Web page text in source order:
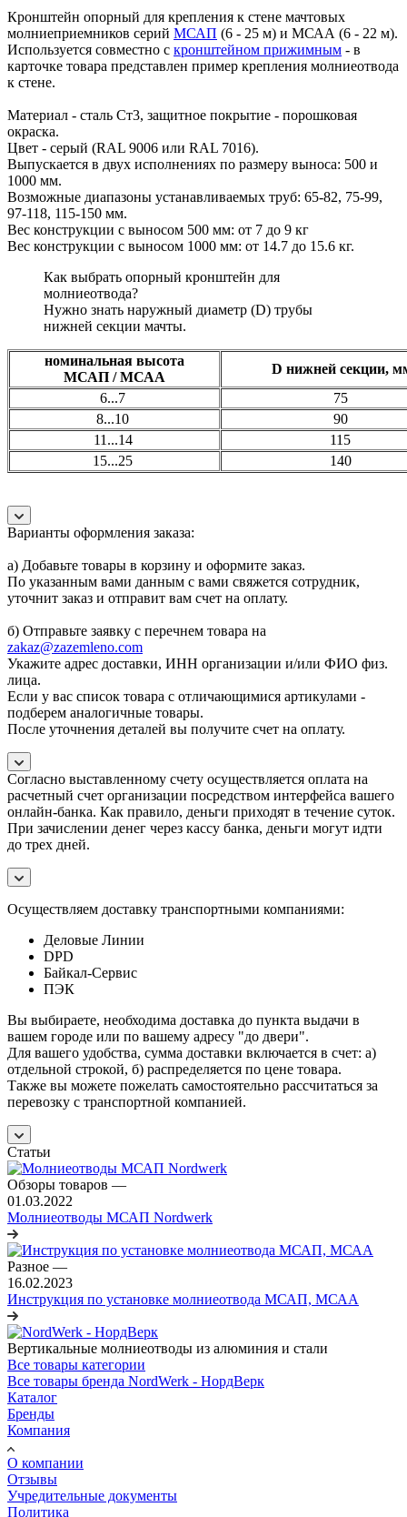
Кронштейн опорный для крепления к стене мачтовых
молниеприемников серий МСАП (6 - 25 м) и МСАА (6 - 22 м).
Используется совместно с кронштейном прижимным - в
карточке товара представлен пример крепления молниеотвода
к стене.
Материал - сталь Ст3, защитное покрытие - порошковая
окраска.
Цвет - серый (RAL 9006 или RAL 7016).
Выпускается в двух исполнениях по размеру выноса: 500 и
1000 мм.
Возможные диапазоны устанавливаемых труб: 65-82, 75-99,
97-118, 115-150 мм.
Вес конструкции с выносом 500 мм: от 7 до 9 кг
Вес конструкции с выносом 1000 мм: от 14.7 до 15.6 кг.
Как выбрать опорный кронштейн для
молниеотвода?
Нужно знать наружный диаметр (D) трубы
нижней секции мачты.
номинальная высота
МСАП / МСАА
D нижней секции,
6...7
75
8...10
90
11...14
115
15...25
140
Варианты оформления заказа:
а) Добавьте товары в корзину и оформите заказ.
По указанным вами данным с вами свяжется сотрудник,
уточнит заказ и отправит вам счет на оплату.
б) Отправьте заявку с перечнем товара на
zakaz@zazemleno.com
Укажите адрес доставки, ИНН организации и/или ФИО физ.
лица.
Если у вас список товара с отличающимися артикулами -
подберем аналогичные товары.
После уточнения деталей вы получите счет на оплату.
Согласно выставленному счету осуществляется оплата на
расчетный счет организации посредством интерфейса вашего
онлайн-банка. Как правило, деньги приходят в течение суток.
При зачислении денег через кассу банка, деньги могут идти
до трех дней.
Осуществляем доставку транспортными компаниями:
Деловые Линии
DPD
Байкал-Сервис
ПЭК
Вы выбираете, необходима доставка до пункта выдачи в
вашем городе или по вашему адресу "до двери".
Для вашего удобства, сумма доставки включается в счет: а)
отдельной строкой, б) распределяется по цене товара.
Также вы можете пожелать самостоятельно рассчитаться за
перевозку с транспортной компанией.
Статьи
Обзоры товаров —
01.03.2022
Молниеотводы МСАП Nordwerk
Разное —
16.02.2023
Инструкция по установке молниеотвода МСАП, МСАА
Вертикальные молниеотводы из алюминия и стали
Все товары категории
Все товары бренда NordWerk - НордВерк
Каталог
Бренды
Компания
О компании
Отзывы
Учредительные документы
Политика